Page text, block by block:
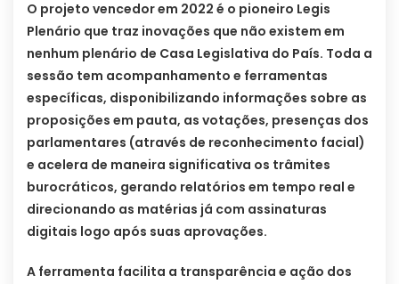
O projeto vencedor em 2022 é o pioneiro Legis
Plenário que traz inovações que não existem em
nenhum plenário de Casa Legislativa do País. Toda a
sessão tem acompanhamento e ferramentas
específicas, disponibilizando informações sobre as
proposições em pauta, as votações, presenças dos
parlamentares (através de reconhecimento facial)
e acelera de maneira significativa os trâmites
burocráticos, gerando relatórios em tempo real e
direcionando as matérias já com assinaturas
digitais logo após suas aprovações.
A ferramenta facilita a transparência e ação dos